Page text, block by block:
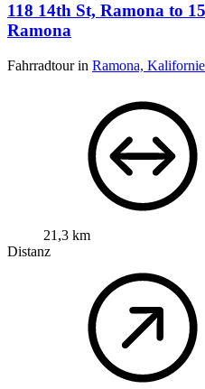
118 14th St, Ramona to
Ramona
Fahrradtour in Ramona,
21,3 km
Distanz